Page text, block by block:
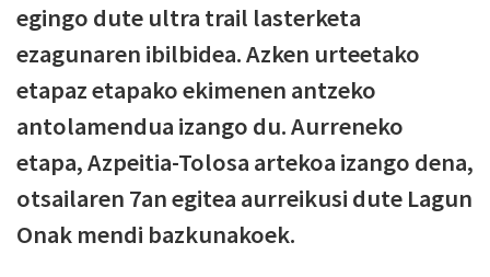
egingo dute ultra trail lasterketa
ezagunaren ibilbidea. Azken urteetako
etapaz etapako ekimenen antzeko
antolamendua izango du. Aurreneko
etapa, Azpeitia-Tolosa artekoa izango dena,
otsailaren 7an egitea aurreikusi dute Lagun
Onak mendi bazkunakoek.